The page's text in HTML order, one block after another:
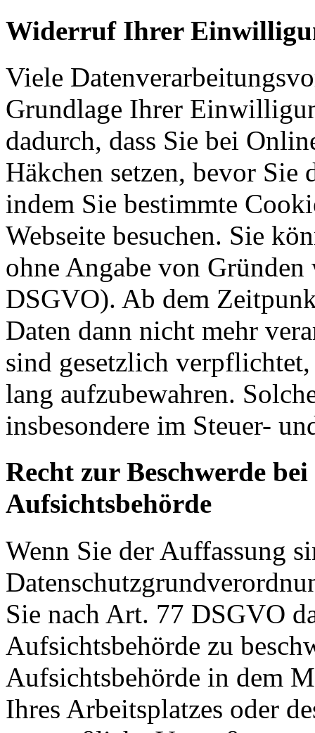
Widerruf Ihrer
Viele
Grundlage Ihrer
dadurch, dass Sie bei
Häkchen setzen, bevor Sie
indem Sie bestimmte
Webseite besuchen. Sie
ohne Angabe von
DSGVO). Ab dem
Daten dann nicht mehr
sind gesetzlich
lang aufzubewahren.
insbesondere im Steuer-
Recht zur Beschwerde
Aufsichtsbehörde
Wenn Sie der Auffassung
Sie nach Art. 77 DSGVO
Aufsichtsbehörde zu
Aufsichtsbehörde in dem
Ihres Arbeitsplatzes oder